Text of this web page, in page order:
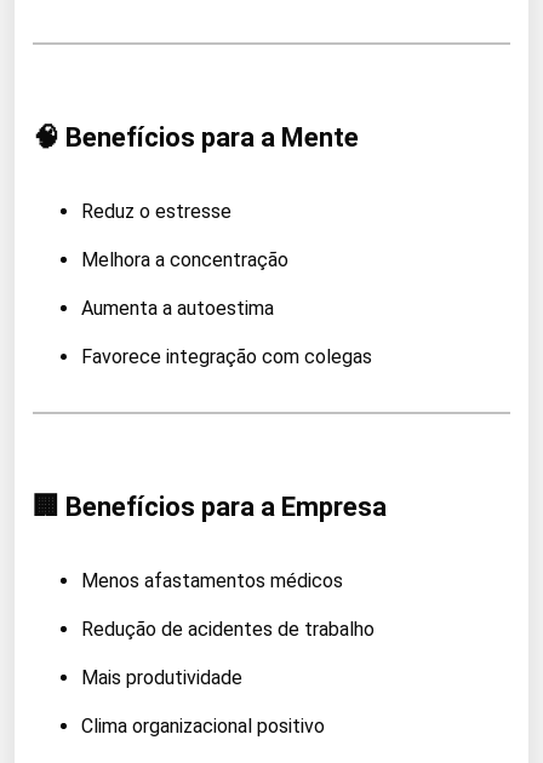
🧠 Benefícios para a Mente
Reduz o estresse
Melhora a concentração
Aumenta a autoestima
Favorece integração com colegas
🏢 Benefícios para a Empresa
Menos afastamentos médicos
Redução de acidentes de trabalho
Mais produtividade
Clima organizacional positivo